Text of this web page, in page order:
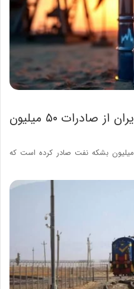
درآمد ۳.۵ میلیارد دلاری ایران از صادرات ۵۰ میلیون
تانکرترکرز: ایران در طول دو هفته 50 میلیون بشکه نفت صادر کرده است که